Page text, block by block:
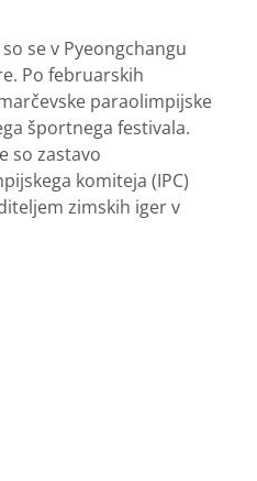
se v Pyeongchangu
Po februarskih
paraolimpijske
športnega festivala.
so zastavo
komiteja (IPC)
zimskih iger v